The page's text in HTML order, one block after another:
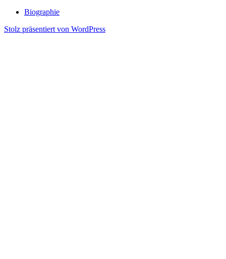
Biographie
Stolz präsentiert von WordPress